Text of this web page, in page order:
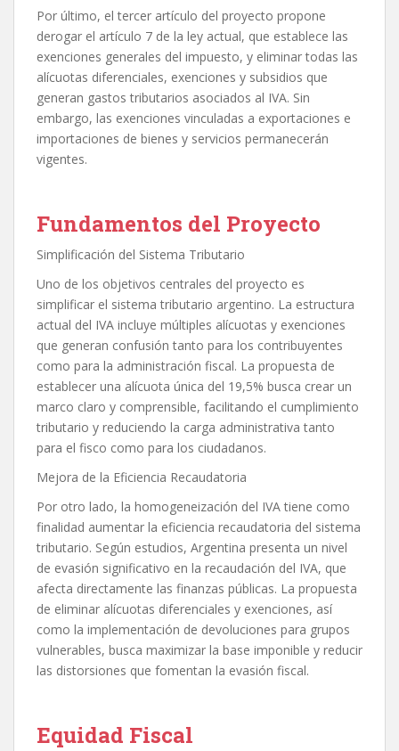
Por último, el tercer artículo del proyecto propone
derogar el artículo 7 de la ley actual, que establece las
exenciones generales del impuesto, y eliminar todas las
alícuotas diferenciales, exenciones y subsidios que
generan gastos tributarios asociados al IVA. Sin
embargo, las exenciones vinculadas a exportaciones e
importaciones de bienes y servicios permanecerán
vigentes.
Fundamentos del Proyecto
Simplificación del Sistema Tributario
Uno de los objetivos centrales del proyecto es
simplificar el sistema tributario argentino. La estructura
actual del IVA incluye múltiples alícuotas y exenciones
que generan confusión tanto para los contribuyentes
como para la administración fiscal. La propuesta de
establecer una alícuota única del 19,5% busca crear un
marco claro y comprensible, facilitando el cumplimiento
tributario y reduciendo la carga administrativa tanto
para el fisco como para los ciudadanos.
Mejora de la Eficiencia Recaudatoria
Por otro lado, la homogeneización del IVA tiene como
finalidad aumentar la eficiencia recaudatoria del sistema
tributario. Según estudios, Argentina presenta un nivel
de evasión significativo en la recaudación del IVA, que
afecta directamente las finanzas públicas. La propuesta
de eliminar alícuotas diferenciales y exenciones, así
como la implementación de devoluciones para grupos
vulnerables, busca maximizar la base imponible y reducir
las distorsiones que fomentan la evasión fiscal.
Equidad Fiscal